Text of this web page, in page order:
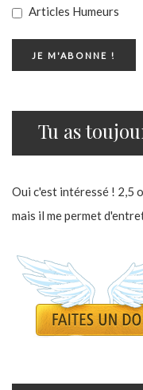
Articles Humeurs
Tu as
Oui c'est intéressé ! 2,5
mais il me permet